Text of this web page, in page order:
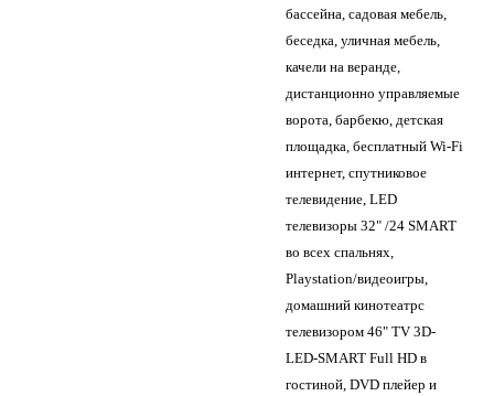
бассейна, садовая мебель,
беседка, уличная мебель,
качели на веранде,
дистанционно управляемые
ворота, барбекю, детская
площадка, бесплатный Wi-Fi
интернет, спутниковое
телевидение, LED
телевизоры 32" /24 SMART
во всех спальнях,
Playstation/видеоигры,
домашний кинотеатрс
телевизором 46" TV 3D-
LED-SMART Full HD в
гостиной, DVD плейер и